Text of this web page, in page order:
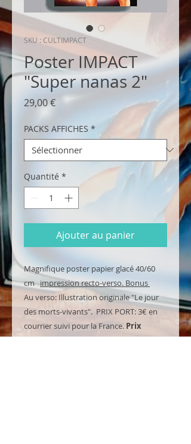
SKU : CULTIMPACT
Poster IMPACT
"Super nanas 2"
29,00 €Prix
PACKS AFFICHES *
Quantité *
Ajouter au panier
Magnifique poster papier glacé 40/60
cmimpression recto-verso. Bonus
Au verso: Illustration originale "Le jour
des morts-vivants". PRIX PORT: 3€ en
courrier suivi pour la France. Prix
dégressif (voir DETAILS pour les